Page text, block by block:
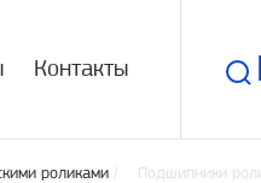
Контакты
роликами / Подшипники